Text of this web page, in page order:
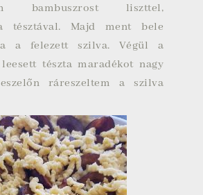
bambuszrost liszttel,
tésztával. Majd ment bele
a felezett szilva. Végül a
tészta maradékot nagy
ráreszeltem a szilva